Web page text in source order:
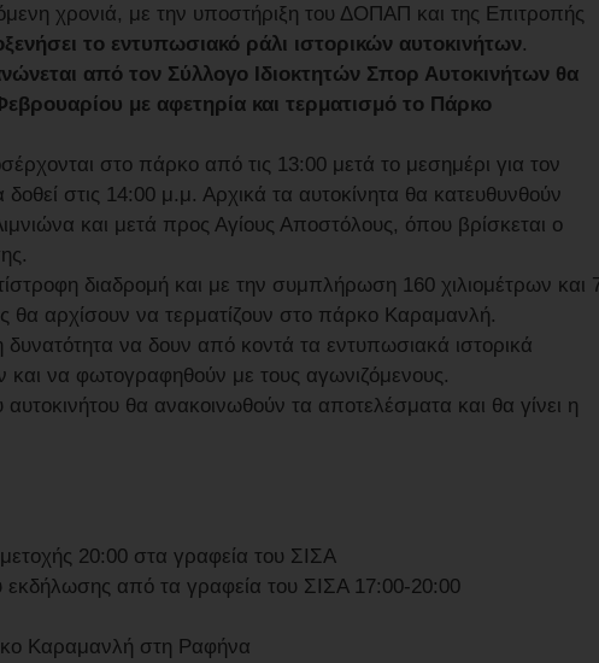
χρονιά, με την υποστήριξη του ΔΟΠΑΠ και της Επιτροπής
το εντυπωσιακό ράλι ιστορικών αυτοκινήτων.
από τον Σύλλογο Ιδιοκτητών Σπορ Αυτοκινήτων θα
με αφετηρία και τερματισμό το Πάρκο
στο πάρκο από τις 13:00 μετά το μεσημέρι για τον
δοθεί στις 14:00 μ.μ. Αρχικά τα αυτοκίνητα θα κατευθυνθούν
και μετά προς Αγίους Αποστόλους, όπου βρίσκεται ο
διαδρομή και με την συμπλήρωση 160 χιλιομέτρων και
θα αρχίσουν να τερματίζουν στο πάρκο Καραμανλή.
να δουν από κοντά τα εντυπωσιακά ιστορικά
και να φωτογραφηθούν με τους αγωνιζόμενους.
αυτοκινήτου θα ανακοινωθούν τα αποτελέσματα και θα γίνει η
20:00 στα γραφεία του ΣΙΣΑ
εκδήλωσης από τα γραφεία του ΣΙΣΑ 17:00-20:00
Καραμανλή στη Ραφήνα